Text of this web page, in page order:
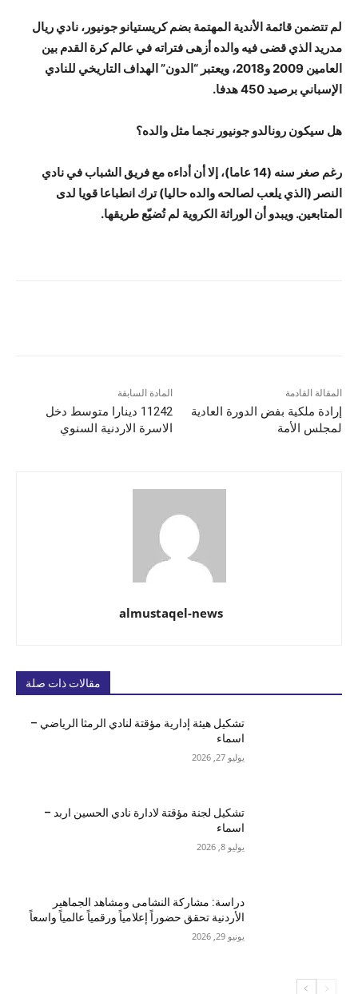
لم تتضمن قائمة الأندية المهتمة بضم كريستيانو جونيور، نادي ريال
مدريد الذي قضى فيه والده أزهى فتراته في عالم كرة القدم بين
العامين 2009 و2018، ويعتبر “الدون” الهداف التاريخي للنادي
الإسباني برصيد 450 هدفا.
هل سيكون رونالدو جونيور نجما مثل والده؟
رغم صغر سنه (14 عاما)، إلا أن أداءه مع فريق الشباب في نادي
النصر (الذي يلعب لصالحه والده حاليا) ترك انطباعا قويا لدى
المتابعين. ويبدو أن الوراثة الكروية لم تُضيّع طريقها.
المادة السابقة
11242 دينارا متوسط دخل
الاسرة الاردنية السنوي
المقالة القادمة
إرادة ملكية بفض الدورة العادية
لمجلس الأمة
almustaqel-news
مقالات ذات صلة
تشكيل هيئة إدارية مؤقتة لنادي الرمثا الرياضي –
اسماء
يوليو 27, 2026
تشكيل لجنة مؤقتة لادارة نادي الحسين اربد –
اسماء
يوليو 8, 2026
دراسة: مشاركة النشامى ومشاهد الجماهير
الأردنية تحقق حضوراً إعلامياً ورقمياً عالمياً واسعاً
يونيو 29, 2026